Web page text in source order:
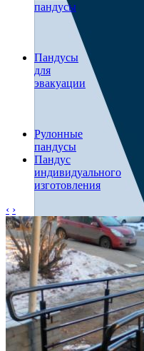
пандусы
Пандусы
для
эвакуации
Рулонные
пандусы
Пандус
индивидуального
изготовления
‹ ›